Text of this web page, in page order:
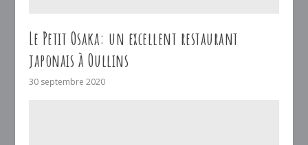
Le Petit Osaka: un excellent restaurant
japonais à Oullins
30 septembre 2020